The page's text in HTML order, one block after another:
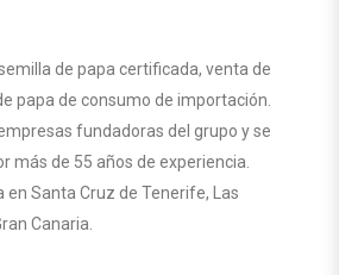
de papa certificada, venta de
papa de consumo de importación.
fundadoras del grupo y se
más de 55 años de experiencia.
en Santa Cruz de Tenerife, Las
Canaria.